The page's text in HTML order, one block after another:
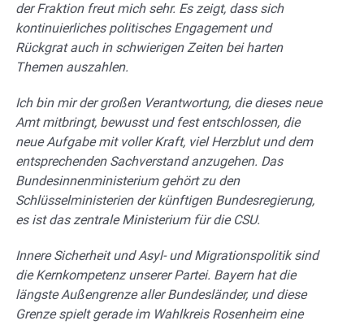
der Fraktion freut mich sehr. Es zeigt, dass sich
kontinuierliches politisches Engagement und
Rückgrat auch in schwierigen Zeiten bei harten
Themen auszahlen.
Ich bin mir der großen Verantwortung, die dieses neue
Amt mitbringt, bewusst und fest entschlossen, die
neue Aufgabe mit voller Kraft, viel Herzblut und dem
entsprechenden Sachverstand anzugehen. Das
Bundesinnenministerium gehört zu den
Schlüsselministerien der künftigen Bundesregierung,
es ist das zentrale Ministerium für die CSU.
Innere Sicherheit und Asyl- und Migrationspolitik sind
die Kernkompetenz unserer Partei. Bayern hat die
längste Außengrenze aller Bundesländer, und diese
Grenze spielt gerade im Wahlkreis Rosenheim eine